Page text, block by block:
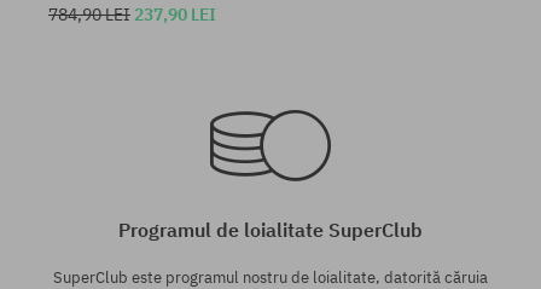
XS; S; M
784,90 LEI 237,90 LEI
Programul de loialitate SuperClub
SuperClub este programul nostru de loialitate, datorită căruia